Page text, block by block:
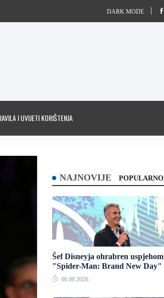
DARK MODE
I UVIJETI KORIŠTENJA
NAJNOVIJE POPULARNO
Šef Disneyja ohrabren uspjehom
"Spider-Man: Brand New Day"
06.08.2026.